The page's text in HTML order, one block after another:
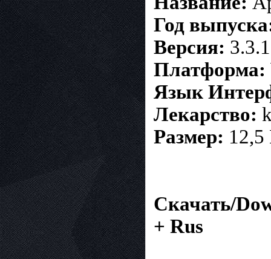
Год
Версия: 3.3.1
Платформа:
Язык
Лекарство:
Размер:
Скачать/
+ Rus